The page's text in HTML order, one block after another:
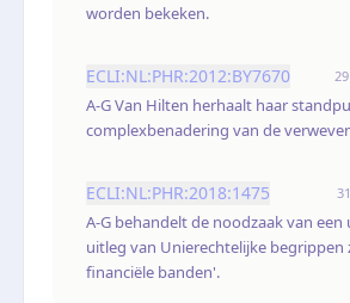
worden bekeken.
ECLI:NL:PHR:2012:BY7670
A-G Van Hilten herhaalt haar
complexbenadering van de
ECLI:NL:PHR:2018:1475
A-G behandelt de noodzaak van
uitleg van Unierechtelijke begrippen
financiële banden'.